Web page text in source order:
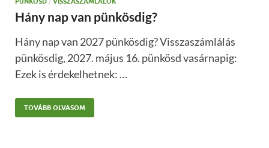
Hány nap van pünkösdig?
Hány nap van 2027 pünkösdig? Visszaszámlálás
pünkösdig, 2027. május 16. pünkösd vasárnapig:
Ezek is érdekelhetnek: …
TOVÁBB OLVASOM